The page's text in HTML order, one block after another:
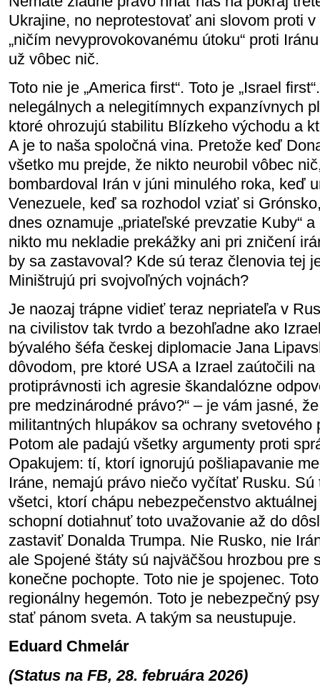
Ukrajine, no neprotestovať ani slovom proti
„ničím nevyprovokovanému útoku“ proti
už vôbec nič.
Toto nie je „America first“. Toto je „Israel
nelegálnych a nelegitímnych expanzívnych
ktoré ohrozujú stabilitu Blízkeho východu a
A je to naša spoločná vina. Pretože keď
všetko mu prejde, že nikto neurobil vôbec
bombardoval Irán v júni minulého roka, keď
Venezuele, keď sa rozhodol vziať si
dnes oznamuje „priateľské prevzatie Kuby“
nikto mu nekladie prekážky ani pri zničení
by sa zastavoval? Kde sú teraz členovia tej
Miništrujú pri svojvoľných vojnách?
Je naozaj trápne vidieť teraz nepriateľa v
na civilistov tak tvrdo a bezohľadne ako
bývalého šéfa českej diplomacie Jana
dôvodom, pre ktoré USA a Izrael zaútočili
protiprávnosti ich agresie škandalózne
pre medzinárodné právo?“ – je vám jasné,
militantných hlupákov sa ochrany svetového
Potom ale padajú všetky argumenty proti
Opakujem: tí, ktorí ignorujú pošliapavanie
Iráne, nemajú právo niečo vyčítať Rusku.
všetci, ktorí chápu nebezpečenstvo
schopní dotiahnuť toto uvažovanie až do
zastaviť Donalda Trumpa. Nie Rusko, nie
ale Spojené štáty sú najväčšou hrozbou pre
konečne pochopte. Toto nie je spojenec.
regionálny hegemón. Toto je nebezpečný
stať pánom sveta. A takým sa neustupuje.
Eduard Chmelár
(Status na FB, 28. februára 2026)